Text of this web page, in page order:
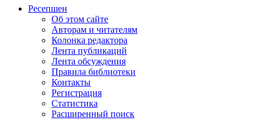
Ресепшен
Об этом сайте
Авторам и читателям
Колонка редактора
Лента публикаций
Лента обсуждения
Правила библиотеки
Контакты
Регистрация
Статистика
Расширенный поиск